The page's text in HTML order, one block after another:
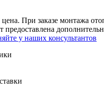
цена. При заказе монтажа
предоставлена
у наших консультантов